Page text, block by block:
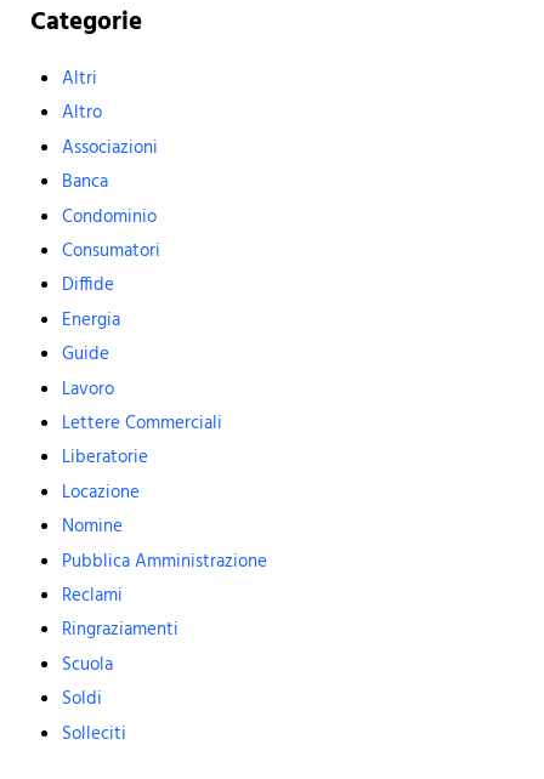
Categorie
Altri
Altro
Associazioni
Banca
Condominio
Consumatori
Diffide
Energia
Guide
Lavoro
Lettere Commerciali
Liberatorie
Locazione
Nomine
Pubblica Amministrazione
Reclami
Ringraziamenti
Scuola
Soldi
Solleciti